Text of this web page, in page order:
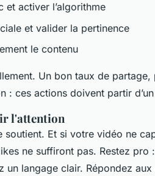
activer l’algorithme
et valider la pertinence
le contenu
Un bon taux de partage,
: ces actions doivent partir
l'attention
Et si votre vidéo ne
ne suffiront pas. Restez pro
un langage clair. Répondez